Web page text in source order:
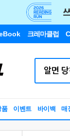
크레마클럽
품 이벤트 바이백 매